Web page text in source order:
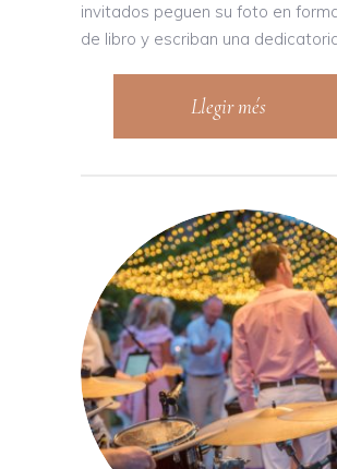
invitados peguen su foto en
de libro y escriban una
Llegir més